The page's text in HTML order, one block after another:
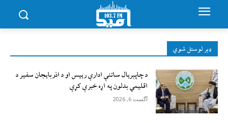
ډېر لوستل شوي
د چاپېریال ساتنې ادارې رییس او د اذربایجان سفیر د
اقلیمي بدلون په اړه خبرې کړې
آگست 6, 2026